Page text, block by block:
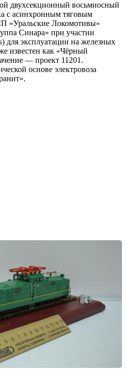
двухсекционный восьмиосный
с асинхронным тяговым
«Уральские Локомотивы»
Синара» при участии
для эксплуатации на железных
известен как «Чёрный
— проект 11201.
основе электровоза